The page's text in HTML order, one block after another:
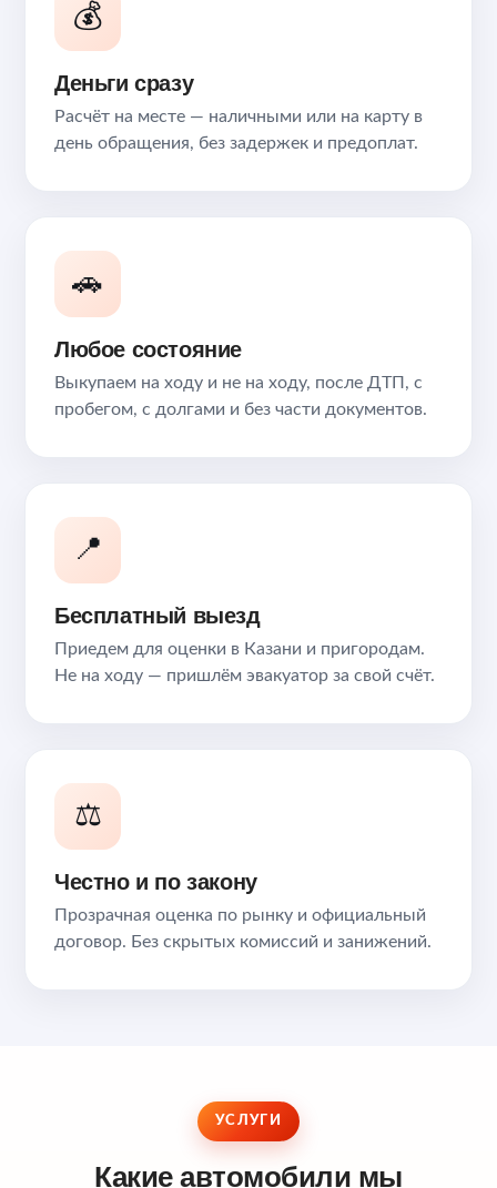
💰
Деньги сразу
Расчёт на месте — наличными или на карту в
день обращения, без задержек и предоплат.
🚗
Любое состояние
Выкупаем на ходу и не на ходу, после ДТП, с
пробегом, с долгами и без части документов.
📍
Бесплатный выезд
Приедем для оценки в Казани и пригородам.
Не на ходу — пришлём эвакуатор за свой счёт.
⚖️
Честно и по закону
Прозрачная оценка по рынку и официальный
договор. Без скрытых комиссий и занижений.
УСЛУГИ
Какие автомобили мы